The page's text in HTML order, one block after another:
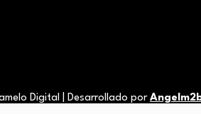
Digital | Desarrollado por